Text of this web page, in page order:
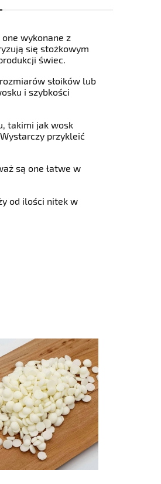
wykonane z
się stożkowym
świec.
słoików lub
i szybkości
takimi jak wosk
przykleić
są one łatwe w
od ilości nitek w
do koszyka